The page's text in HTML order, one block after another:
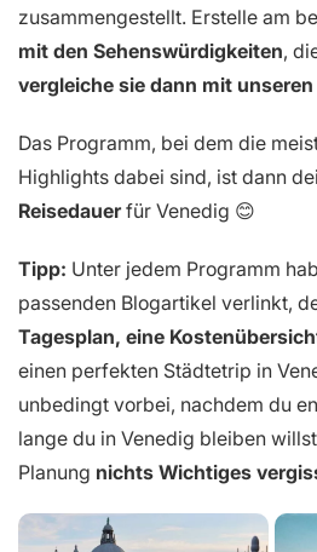
zusammengestellt. Erstelle am
mit den Sehenswürdigkeiten,
vergleiche sie dann mit
Das Programm, bei dem die
Highlights dabei sind, ist dann
Reisedauerfür Venedig 😊
Tipp: Unter jedem Programm
passenden Blogartikel verlinkt,
Tagesplan, eine
einen perfekten Städtetrip in
unbedingt vorbei, nachdem du
lange du in Venedig bleiben
Planung nichts Wichtiges